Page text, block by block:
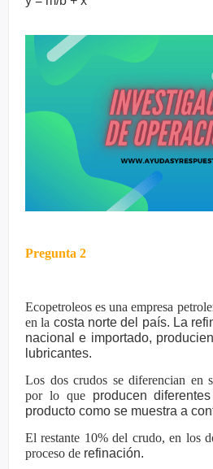
Pregunta 2
Ecopetroleos es una empresa
en la costa norte del país. La
nacional e importado,
lubricantes.
Los dos crudos se diferencian en
por lo que producen
producto como se muestra a
El restante 10% del crudo, en los
proceso de refinación.